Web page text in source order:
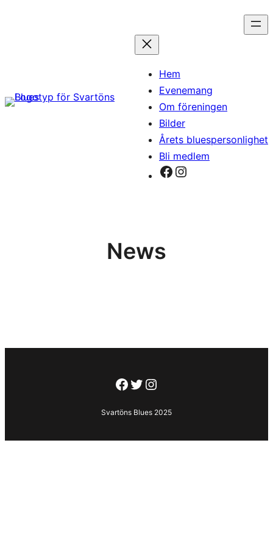
Hem
Evenemang
Om föreningen
Bilder
Årets bluespersonlighet
Bli medlem
Facebook
Instagram
News
Facebook
Twitter
Instagram
Svartöns Blues 2025